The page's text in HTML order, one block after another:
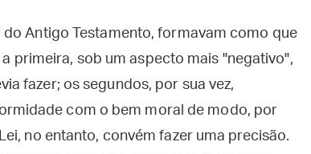
Antigo Testamento, formavam como que
primeira, sob um aspecto mais "negativo",
fazer; os segundos, por sua vez,
com o bem moral de modo, por
no entanto, convém fazer uma precisão.